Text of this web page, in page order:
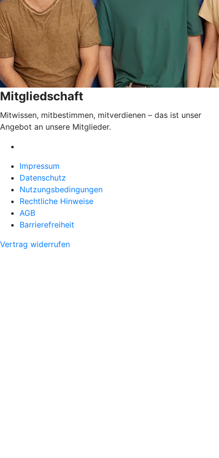
Mitgliedschaft
Mitwissen, mitbestimmen, mitverdienen – das ist unser
Angebot an unsere Mitglieder.
Impressum
Datenschutz
Nutzungsbedingungen
Rechtliche Hinweise
AGB
Barrierefreiheit
Vertrag widerrufen